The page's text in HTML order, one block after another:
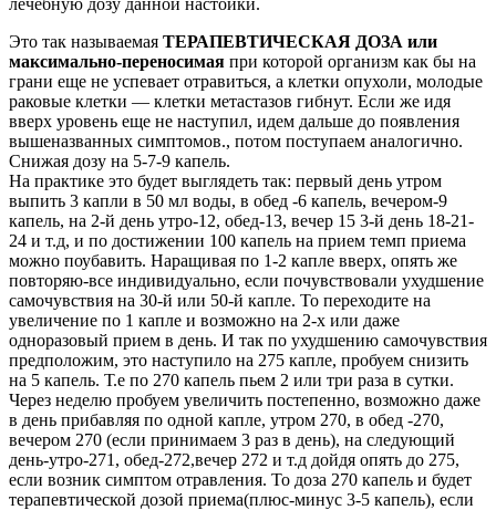
лечебную дозу данной настойки.
Это так называемая ТЕРАПЕВТИЧЕСКАЯ ДОЗА или
максимально-переносимая при которой организм как бы на
грани еще не успевает отравиться, а клетки опухоли, молодые
раковые клетки — клетки метастазов гибнут. Если же идя
вверх уровень еще не наступил, идем дальше до появления
вышеназванных симптомов., потом поступаем аналогично.
Снижая дозу на 5-7-9 капель.
На практике это будет выглядеть так: первый день утром
выпить 3 капли в 50 мл воды, в обед -6 капель, вечером-9
капель, на 2-й день утро-12, обед-13, вечер 15 3-й день 18-21-
24 и т.д, и по достижении 100 капель на прием темп приема
можно поубавить. Наращивая по 1-2 капле вверх, опять же
повторяю-все индивидуально, если почувствовали ухудшение
самочувствия на 30-й или 50-й капле. То переходите на
увеличение по 1 капле и возможно на 2-х или даже
одноразовый прием в день. И так по ухудшению самочувствия
предположим, это наступило на 275 капле, пробуем снизить
на 5 капель. Т.е по 270 капель пьем 2 или три раза в сутки.
Через неделю пробуем увеличить постепенно, возможно даже
в день прибавляя по одной капле, утром 270, в обед -270,
вечером 270 (если принимаем 3 раз в день), на следующий
день-утро-271, обед-272,вечер 272 и т.д дойдя опять до 275,
если возник симптом отравления. То доза 270 капель и будет
терапевтической дозой приема(плюс-минус 3-5 капель), если